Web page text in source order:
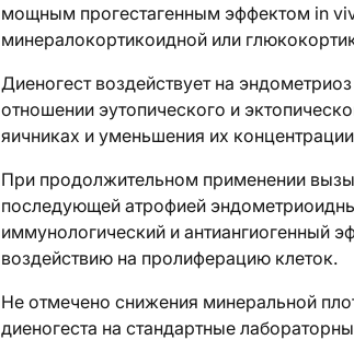
мощным прогестагенным эффектом in
минералокортикоидной или
Диеногест воздействует на
отношении эутопического и
яичниках и уменьшения их
При продолжительном применении
последующей атрофией
иммунологический и антиангиогенный
воздействию на пролиферацию клеток.
Не отмечено снижения минеральной
диеногеста на стандартные